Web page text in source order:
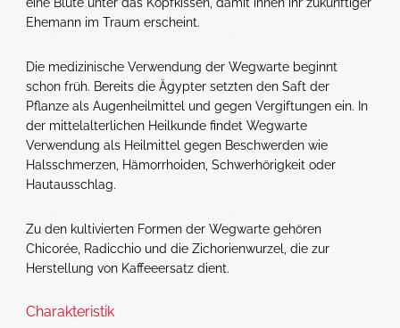
eine Blüte unter das Kopfkissen, damit ihnen ihr zukünftiger
Ehemann im Traum erscheint.
Die medizinische Verwendung der Wegwarte beginnt
schon früh. Bereits die Ägypter setzten den Saft der
Pflanze als Augenheilmittel und gegen Vergiftungen ein. In
der mittelalterlichen Heilkunde findet Wegwarte
Verwendung als Heilmittel gegen Beschwerden wie
Halsschmerzen, Hämorrhoiden, Schwerhörigkeit oder
Hautausschlag.
Zu den kultivierten Formen der Wegwarte gehören
Chicorée, Radicchio und die Zichorienwurzel, die zur
Herstellung von Kaffeeersatz dient.
Charakteristik